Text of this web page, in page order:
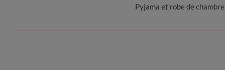
Pyjama et robe de chambre